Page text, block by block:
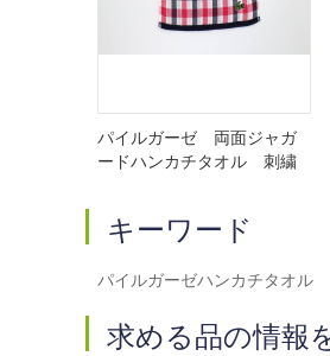
パイルガーゼ 両面ジャガ
ードハンカチタオル 刺繍
キーワード
パイルガーゼハンカチタオル
求める品の情報